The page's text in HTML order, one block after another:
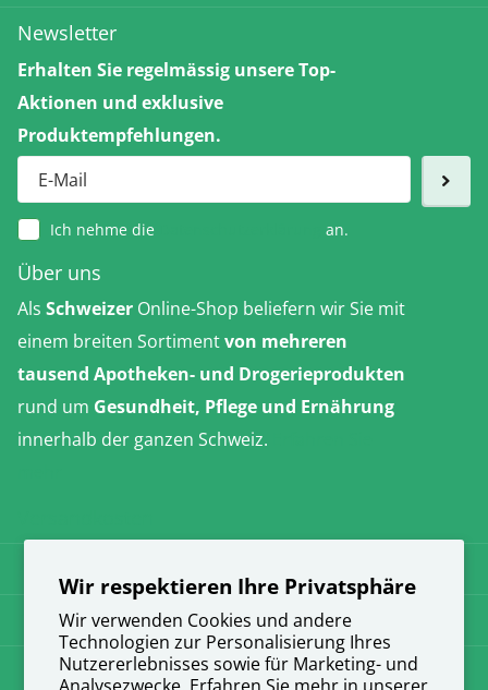
Wir respektieren Ihre Privatsphäre
Wir verwenden Cookies und andere
Technologien zur Personalisierung Ihres
Nutzererlebnisses sowie für Marketing- und
Newsletter
Erhalten Sie regelmässig unsere Top-
Aktionen und exklusive
Produktempfehlungen.
Ich nehme die an.
Über uns
Als Schweizer Online-Shop beliefern wir Sie mit
einem breiten Sortimentvon mehreren
tausend Apotheken- und Drogerieprodukten
rund um Gesundheit, Pflege und Ernährung
innerhalb der ganzen Schweiz.
Datenschutz
Impressum